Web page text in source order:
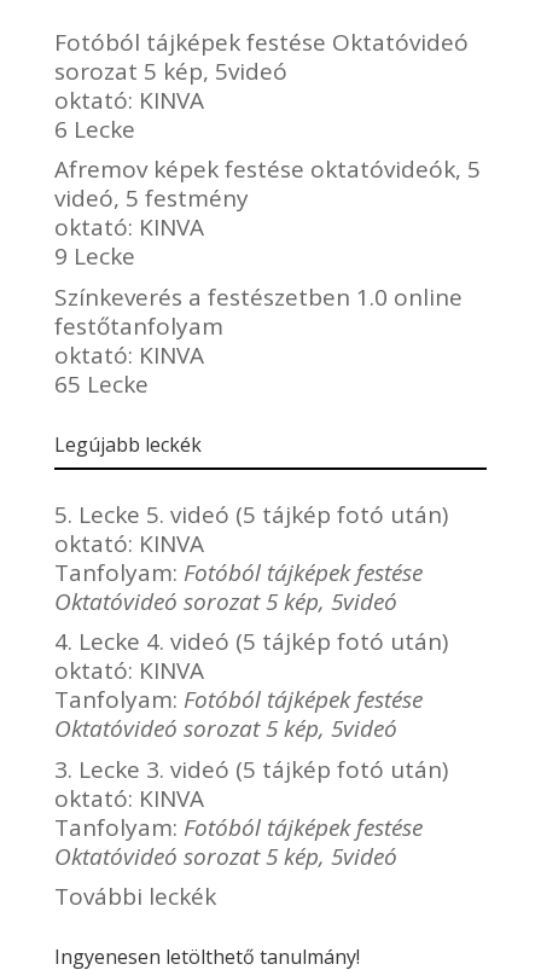
Fotóból tájképek festése Oktatóvideó
sorozat 5 kép, 5videó
oktató: KINVA
6 Lecke
Afremov képek festése oktatóvideók, 5
videó, 5 festmény
oktató: KINVA
9 Lecke
Színkeverés a festészetben 1.0 online
festőtanfolyam
oktató: KINVA
65 Lecke
Legújabb leckék
5. Lecke 5. videó (5 tájkép fotó után)
oktató: KINVA
Tanfolyam: Fotóból tájképek festése
Oktatóvideó sorozat 5 kép, 5videó
4. Lecke 4. videó (5 tájkép fotó után)
oktató: KINVA
Tanfolyam: Fotóból tájképek festése
Oktatóvideó sorozat 5 kép, 5videó
3. Lecke 3. videó (5 tájkép fotó után)
oktató: KINVA
Tanfolyam: Fotóból tájképek festése
Oktatóvideó sorozat 5 kép, 5videó
További leckék
Ingyenesen letölthető tanulmány!